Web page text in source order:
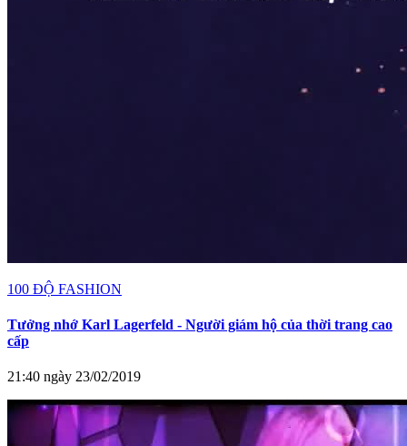
100 ĐỘ FASHION
Tưởng nhớ Karl Lagerfeld - Người giám hộ của thời trang cao
cấp
21:40 ngày 23/02/2019